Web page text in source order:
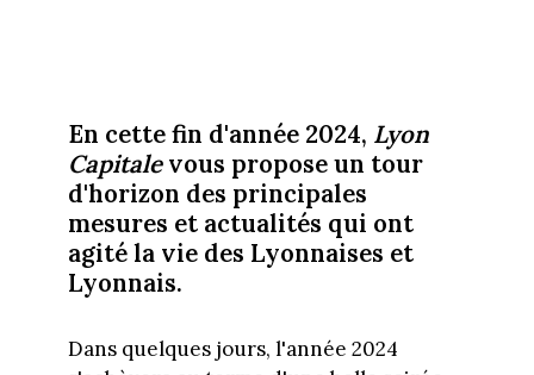
En cette fin d'année 2024, Lyon
Capitalevous propose un tour
d'horizon des principales
mesures et actualités qui ont
agité la vie des Lyonnaises et
Lyonnais.
Dans quelques jours, l'année 2024